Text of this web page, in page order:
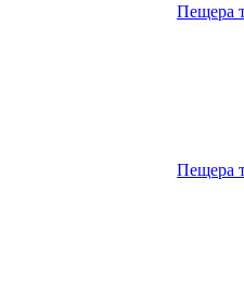
Пещера
Пещера